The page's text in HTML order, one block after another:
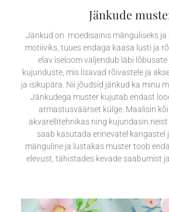
Jänkude
Jänkud on moedisainis mänguliseks
motiiviks, tuues endaga kaasa lusti ja
elav iseloom väljendub läbi
kujunduste, mis lisavad rõivastele ja
ja isikupära. Nii jõudsid jänkud ka minu
Jänkudega muster kujutab endast
armastusväärset külge. Maalisin
akvarellitehnikas ning kujundasin
saab kasutada erinevatel kangastel
mänguline ja lustakas muster toob
elevust, tähistades kevade saabumist